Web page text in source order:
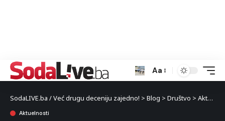
Aa
SodaLIVE.ba / Već drugu deceniju zajedno! > Blog > Društvo > Aktuelnosti
Aktuelnosti